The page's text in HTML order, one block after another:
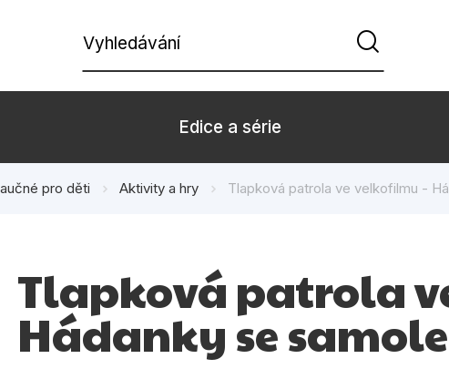
Vyhledávání
Beletrie pro děti Beletrie pro
Kalendáře Komiks
Kuchařky
Populárně - naučná pro
Populárně -
Edice a série
pro děti Aktivity a hry Tlapková patrola ve velkofilmu -
Tlapková patrola
Hádanky se